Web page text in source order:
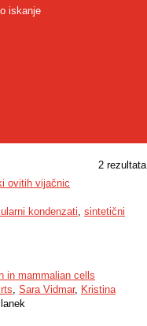
iskanje
2 rezultata
ovitih vijačnic
kondenzati, sintetični
in mammalian cells
, Sara Vidmar, Kristina